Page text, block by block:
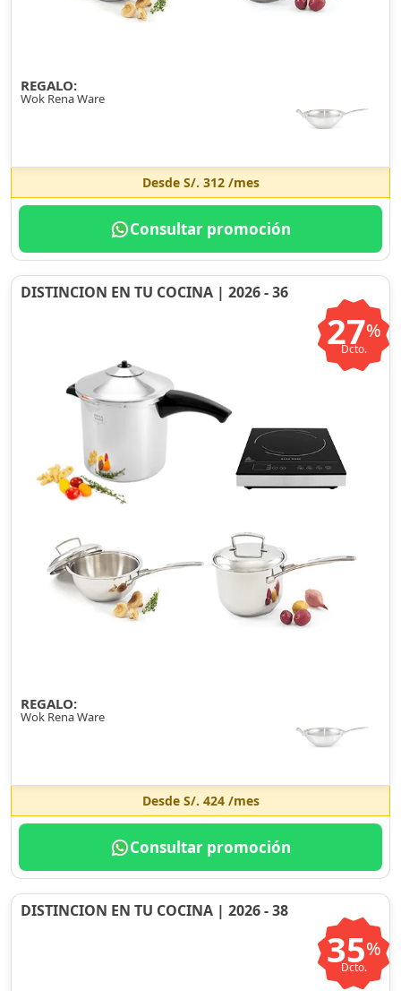
REGALO:
Wok Rena Ware
Desde S/. 312/mes
Consultar promoción
DISTINCION EN TU COCINA | 2026 - 36
27%
Dcto.
REGALO:
Wok Rena Ware
Desde S/. 424/mes
Consultar promoción
DISTINCION EN TU COCINA | 2026 - 38
35%
Dcto.